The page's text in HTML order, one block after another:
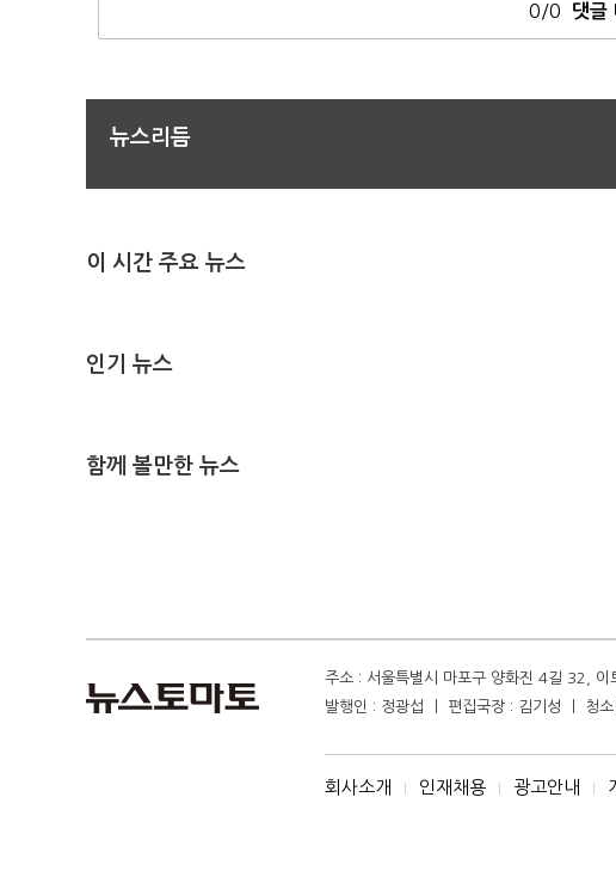
0/0 댓글
뉴스리듬
이 시간 주요 뉴스
인기 뉴스
함께 볼만한 뉴스
주소 : 서울특별시 마포구 양화진 4길 32,
발행인 : 정광섭 ㅣ 편집국장 : 김기성 ㅣ
회사소개 I 인재채용 I 광고안내 I